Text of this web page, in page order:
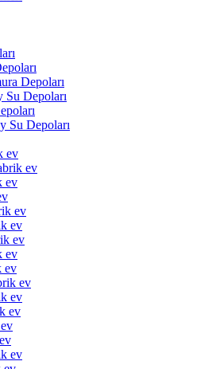
Depoları
Su Depoları
Su Depoları
ev
ev
ev
ev
ev
ev
ev
ev
ev
ev
ev
ev